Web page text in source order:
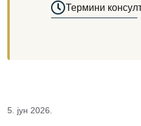
Термини
5. јун 2026.